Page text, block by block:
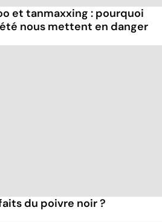
et tanmaxxing : pourquoi
nous mettent en danger
du poivre noir ?